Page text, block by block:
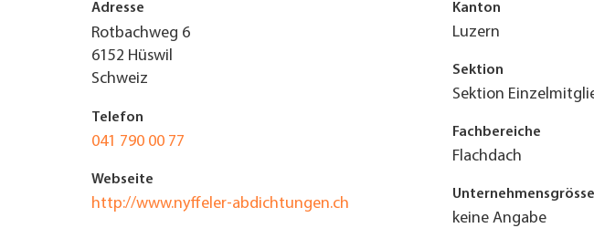
JOBS & KARRIERE
UNTERNEHMEN FINDEN
FACHZEITSCHRIFT
Adresse
Rotbachweg 6
6152 Hüswil
Schweiz
Telefon
041 790 00 77
Webseite
http://www.nyffeler-abdichtungen.ch
Kanton
Luzern
Sektion
Sektion
Fachbereiche
Flachdach
Unternehmensgrösse
keine Angabe